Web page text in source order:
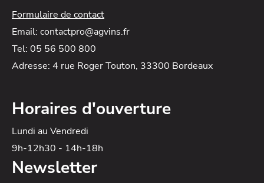
Formulaire de contact
Email: contactpro@agvins.fr
Tel: 05 56 500 800
Adresse: 4 rue Roger Touton, 33300 Bordeaux
Horaires d'ouverture
Lundi au Vendredi
9h-12h30 - 14h-18h
Newsletter